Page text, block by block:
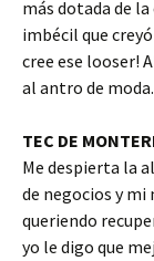
más dotada de
imbécil que
cree ese looser!
al antro de moda.
TEC DE
Me despierta la
de negocios y
queriendo
yo le digo que